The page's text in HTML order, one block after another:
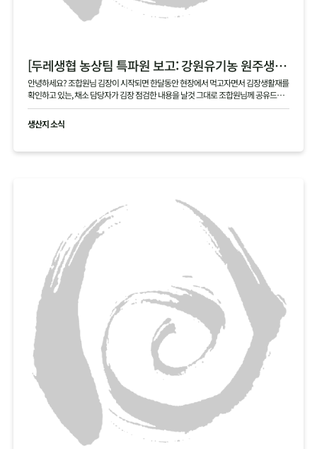
[두레생협 농상팀 특파원 보고: 강원유기농 원주생명농업 현장]
안녕하세요? 조합원님 김장이 시작되면 한달동안 현장에서 먹고자면서 김장생활재를
확인하고 있는, 채소 담당자가 김장 점검한 내용을 날것 그대로 조합원님께 공유드립
니다 .
생산지 소식